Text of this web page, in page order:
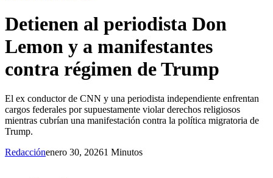
Detienen al periodista Don
Lemon y a manifestantes
contra régimen de Trump
El ex conductor de CNN y una periodista independiente enfrentan
cargos federales por supuestamente violar derechos religiosos
mientras cubrían una manifestación contra la política migratoria de
Trump.
Redacciónenero 30, 20261 Minutos